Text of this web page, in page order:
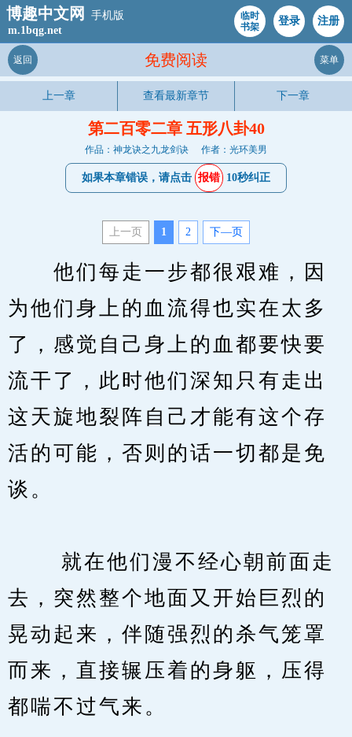
博趣中文网
手机版
m.1bqg.net
临时
书架
登录 注册
免费阅读
返回 菜单
上一章 查看最新章节 下一章
第二百零二章 五形八卦40
作品：神龙诀之九龙剑诀 作者：光环美男
如果本章错误，请点击 报错 10秒纠正
上一页 1 2 下—页
他们每走一步都很艰难，因
为他们身上的血流得也实在太多
了，感觉自己身上的血都要快要
流干了，此时他们深知只有走出
这天旋地裂阵自己才能有这个存
活的可能，否则的话一切都是免
谈。
就在他们漫不经心朝前面走
去，突然整个地面又开始巨烈的
晃动起来，伴随强烈的杀气笼罩
而来，直接辗压着的身躯，压得
都喘不过气来。